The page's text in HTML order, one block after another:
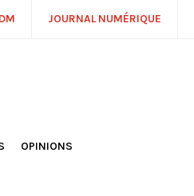
JOURNAL NUMÉRIQUE
OPINIONS